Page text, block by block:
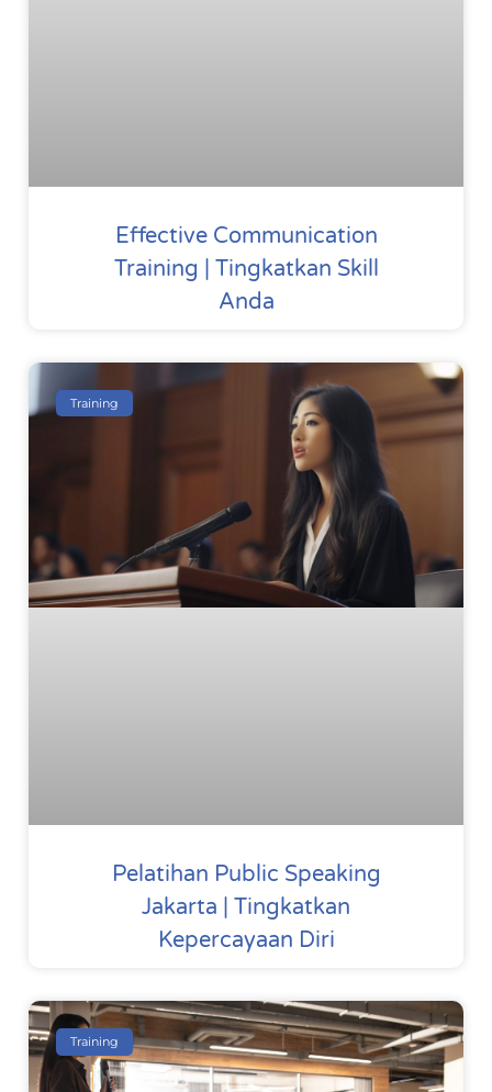
Effective Communication
Training | Tingkatkan Skill
Anda
Training
Pelatihan Public Speaking
Jakarta | Tingkatkan
Kepercayaan Diri
Training